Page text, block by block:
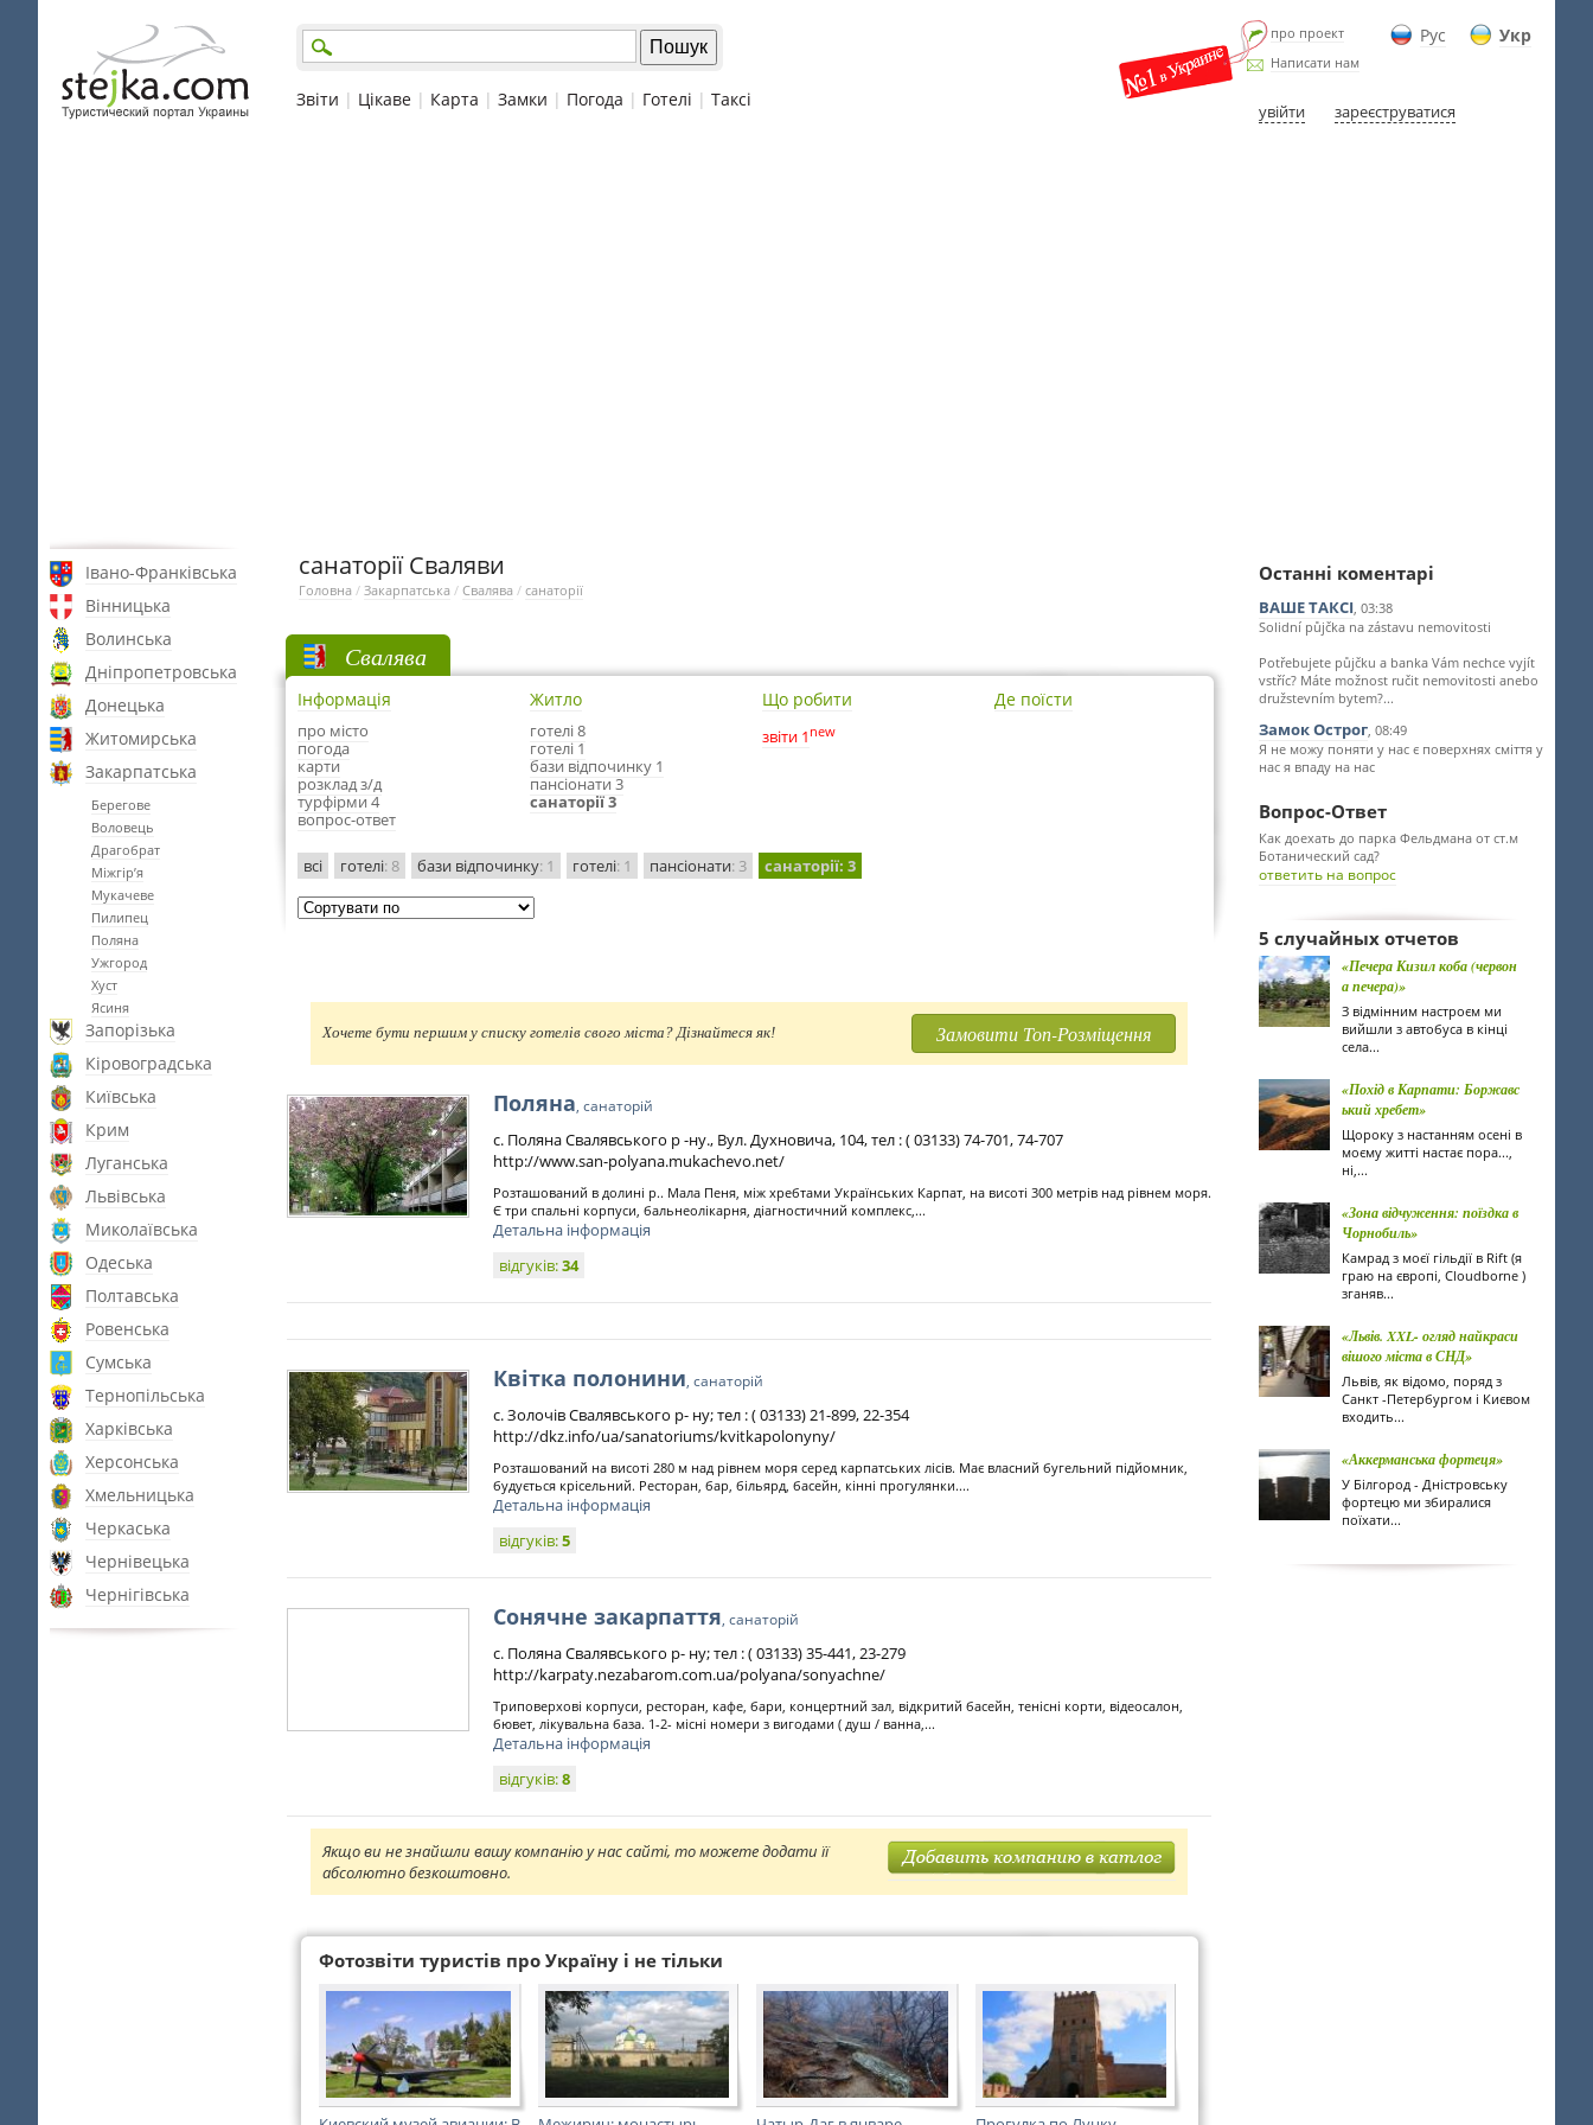
Рус Укр
про проект
Написати нам
увійти зареєструватися
Звіти | Цікаве | Карта | Замки | Погода | Готелі | Таксі
Івано-Франківська
Вінницька
Волинська
Дніпропетровська
Донецька
Житомирська
Закарпатська
Берегове
Воловець
Драгобрат
Міжгір’я
Мукачеве
Пилипец
Поляна
Ужгород
Хуст
Ясиня
Запорізька
Кіровоградська
Київська
Крим
Луганська
Львівська
Миколаївська
Одеська
Полтавська
Ровенська
Сумська
Тернопільська
Харківська
Херсонська
Хмельницька
Черкаська
Чернівецька
Чернігівська
санаторії Сваляви
Головна / Закарпатська / Свалява / санаторії
Свалява
Інформація
про місто
погода
карти
розклад з/д
турфірми 4
вопрос-ответ
Житло
готелі 8
готелі 1
бази відпочинку 1
пансіонати 3
санаторії 3
Що робити
звіти 1 new
Де поїсти
всі готелі: 8 бази відпочинку: 1 готелі: 1 пансіонати: 3 санаторії: 3
Хочете бути першим у списку готелів свого міста? Дізнайтеся як! Замовити Топ-Розміщення
Поляна, санаторій
с. Поляна Свалявського р -ну., Вул. Духновича, 104, тел : ( 03133) 74-701, 74-707
http://www.san-polyana.mukachevo.net/
Розташований в долині р.. Мала Пеня, між хребтами Українських Карпат, на висоті 300 метрів над рівнем моря.
Є три спальні корпуси, бальнеолікарня, діагностичний комплекс,...
Детальна інформація
відгуків:34
Квітка полонини, санаторій
с. Золочів Свалявського р- ну; тел : ( 03133) 21-899, 22-354
http://dkz.info/ua/sanatoriums/kvitkapolonyny/
Розташований на висоті 280 м над рівнем моря серед карпатських лісів. Має власний бугельний підйомник,
будується крісельний. Ресторан, бар, більярд, басейн, кінні прогулянки....
Детальна інформація
відгуків:5
Сонячне закарпаття, санаторій
с. Поляна Свалявського р- ну; тел : ( 03133) 35-441, 23-279
http://karpaty.nezabarom.com.ua/polyana/sonyachne/
Триповерхові корпуси, ресторан, кафе, бари, концертний зал, відкритий басейн, тенісні корти, відеосалон,
бювет, лікувальна база. 1-2- місні номери з вигодами ( душ / ванна,...
Детальна інформація
відгуків:8
Якщо ви не знайшли вашу компанію у нас сайті, то можете додати її
абсолютно безкоштовно.
Фотозвіти туристів про Україну і не тільки
Останні коментарі
ВАШЕ ТАКСІ, 03:38
Solidní půjčka na zástavu nemovitosti
Potřebujete půjčku a banka Vám nechce vyjít
vstříc? Máte možnost ručit nemovitosti anebo
družstevním bytem?...
Замок Острог, 08:49
Я не можу поняти у нас є поверхнях сміття у
нас я впаду на нас
Вопрос-Ответ
Как доехать до парка Фельдмана от ст.м
Ботанический сад?
ответить на вопрос
5 случайных отчетов
«Печера Кизил коба (червон
а печера)»
З відмінним настроєм ми
вийшли з автобуса в кінці
села...
«Похід в Карпати: Боржавс
ький хребет»
Щороку з настанням осені в
моєму житті настає пора...,
ні,...
«Зона відчуження: поїздка в
Чорнобиль»
Камрад з моєї гільдії в Rift (я
граю на європі, Cloudborne )
зганяв...
«Львів. XXL- огляд найкраси
вішого міста в СНД»
Львів, як відомо, поряд з
Санкт -Петербургом і Києвом
входить...
«Аккерманська фортеця»
У Білгород - Дністровську
фортецю ми збиралися
поїхати...